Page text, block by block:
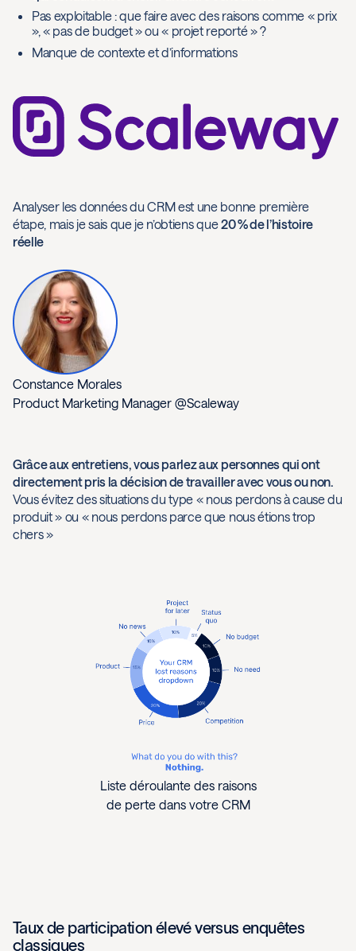
Pas exploitable : que faire avec des raisons comme « prix
», « pas de budget » ou « projet reporté » ?
Manque de contexte et d’informations
Analyser les données du CRM est une bonne première
étape, mais je sais que je n’obtiens que20 % de l’histoire
réelle
Constance Morales
Product Marketing Manager @Scaleway
Grâce aux entretiens, vous parlez aux personnes qui ont
directement pris la décision de travailler avec vous ou non.
Vous évitez des situations du type « nous perdons à cause du
produit » ou « nous perdons parce que nous étions trop
chers »
Liste déroulante des raisons
de perte dans votre CRM
Taux de participation élevé versus enquêtes
classiques